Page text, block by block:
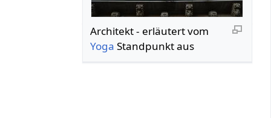
Architekt‏‎ - erläutert vom
Yoga Standpunkt aus